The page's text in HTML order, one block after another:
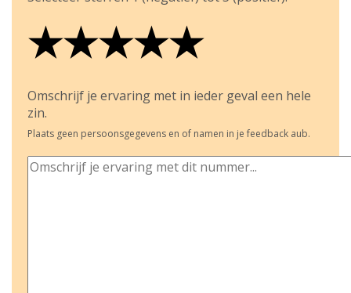
★
★★
★★★
★★★★
★★★★★
Omschrijf je ervaring met in ieder geval een hele
zin.
Plaats geen persoonsgegevens en of namen in je feedback aub.